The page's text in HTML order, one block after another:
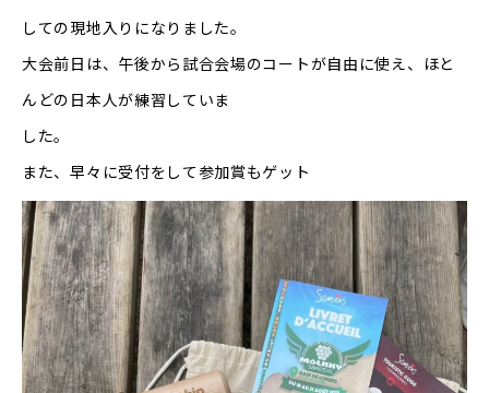
しての現地入りになりました。
大会前日は、午後から試合会場のコートが自由に使え、ほと
んどの日本人が練習していま
した。
また、早々に受付をして参加賞もゲット